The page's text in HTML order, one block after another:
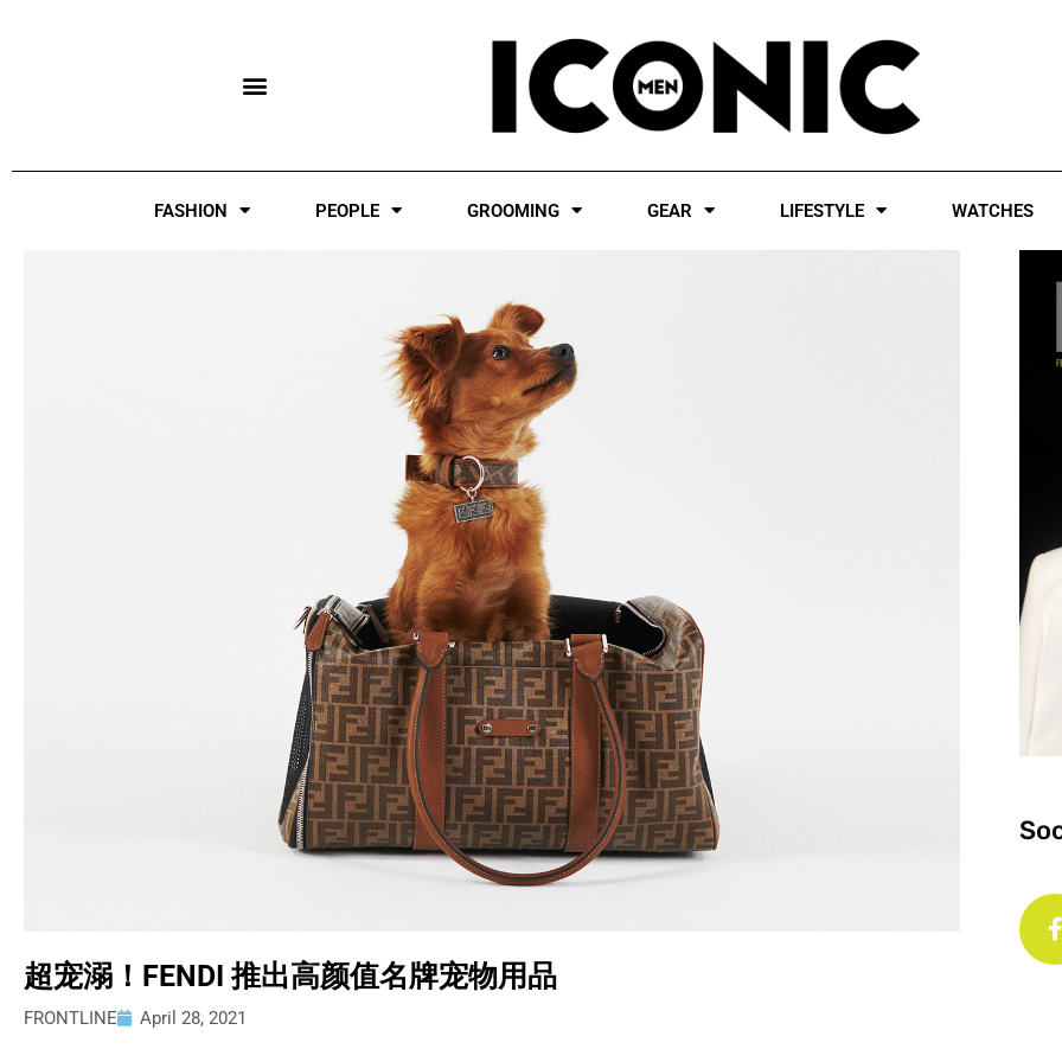
FASHION PEOPLE GROOMING GEAR LIFESTYLE WATCHES
超宠溺！FENDI 推出高颜值名牌宠物用品
FRONTLINE April 28, 2021
c